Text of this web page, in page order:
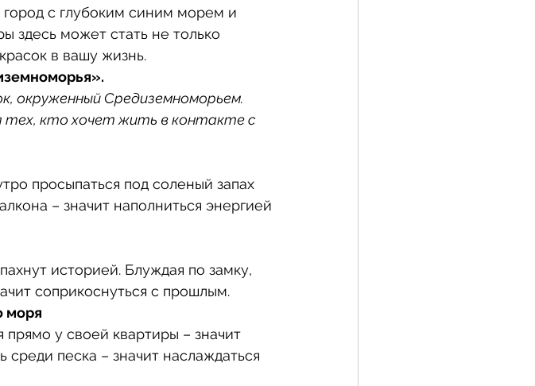
с глубоким синим морем и
здесь может стать не только
в вашу жизнь.
окруженный Средиземноморьем.
тех, кто хочет жить в контакте с
просыпаться под соленый запах
– значит наполниться энергией
историей. Блуждая по замку,
соприкоснуться с прошлым.
моря
у своей квартиры – значит
среди песка – значит наслаждаться